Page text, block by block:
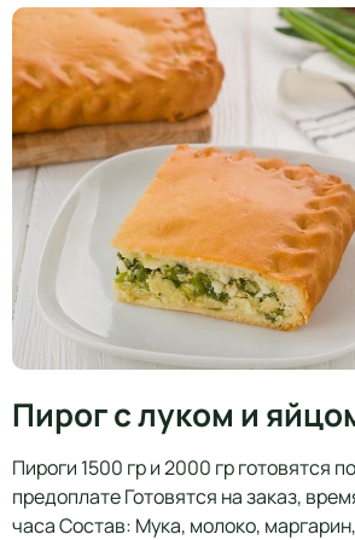
Пирог с луком и
Пироги 1500 гр и 2000 гр готовятся
предоплате Готовятся на заказ,
часа Состав: Мука, молоко,